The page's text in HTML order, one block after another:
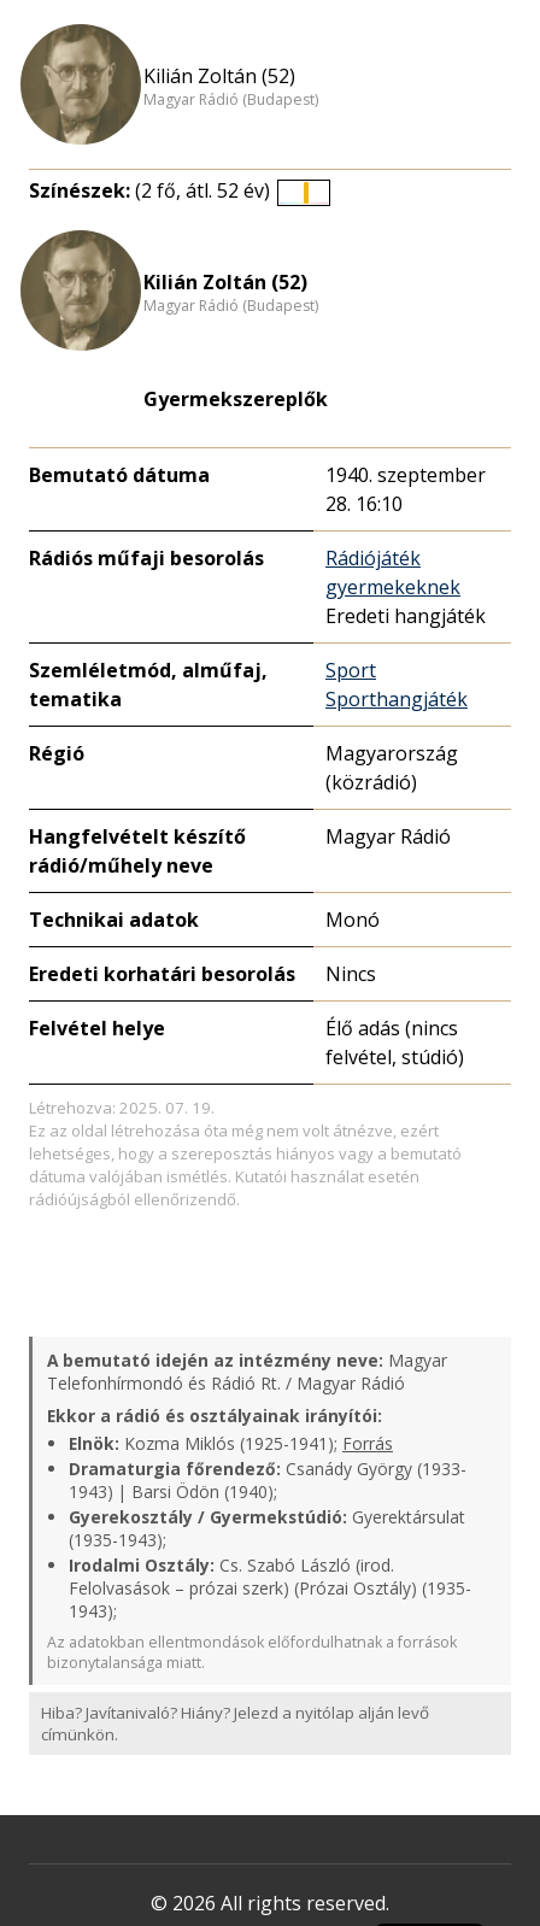
Kilián Zoltán (52)
Magyar Rádió (Budapest)
Színészek:(2 fő, átl. 52 év)
nagyítása
Kilián Zoltán (52)
Magyar Rádió (Budapest)
Gyermekszereplők
Bemutató dátuma
1940. szeptember
28. 16:10
Rádiós műfaji besorolás
Rádiójáték
gyermekeknek
Eredeti hangjáték
Szemléletmód, alműfaj,
tematika
Sport
Sporthangjáték
Régió
Magyarország
(közrádió)
Hangfelvételt készítő
rádió/műhely neve
Magyar Rádió
Technikai adatok Monó
Eredeti korhatári besorolás Nincs
Felvétel helye
Élő adás (nincs
felvétel, stúdió)
Létrehozva: 2025. 07. 19.
Ez az oldal létrehozása óta még nem volt átnézve, ezért
lehetséges, hogy a szereposztás hiányos vagy a bemutató
dátuma valójában ismétlés. Kutatói használat esetén
rádióújságból ellenőrizendő.
A bemutató idején az intézmény neve: Magyar
Telefonhírmondó és Rádió Rt. / Magyar Rádió
Ekkor a rádió és osztályainak irányítói:
Elnök: Kozma Miklós (1925-1941); Forrás
Dramaturgia főrendező: Csanády György (1933-
1943) | Barsi Ödön (1940);
Gyerekosztály / Gyermekstúdió: Gyerektársulat
(1935-1943);
Irodalmi Osztály: Cs. Szabó László (irod.
Felolvasások – prózai szerk) (Prózai Osztály) (1935-
1943);
Az adatokban ellentmondások előfordulhatnak a források
bizonytalansága miatt.
Hiba? Javítanivaló? Hiány? Jelezd a nyitólap alján levő
címünkön.
© 2026 All rights reserved.